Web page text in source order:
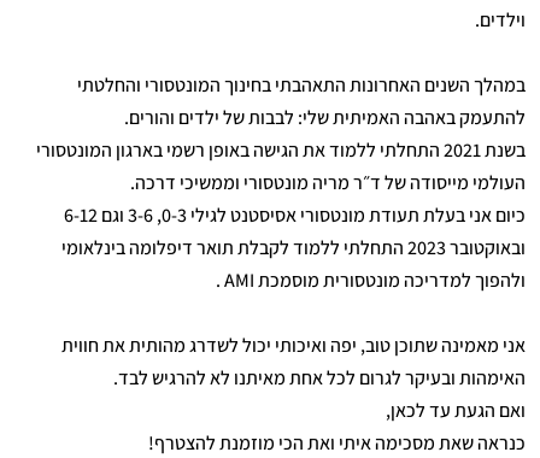
וילדים.
במהלך השנים האחרונות התאהבתי בחינוך המונטסורי והחלטתי
להתעמק באהבה האמיתית שלי: לבבות של ילדים והורים.
בשנת 2021 התחלתי ללמוד את הגישה באופן רשמי בארגון המונטסורי
העולמי מייסודה של ד״ר מריה מונטסורי וממשיכי דרכה.
כיום אני בעלת תעודת מונטסורי אסיסטנט לגילי 0-3, 3-6 וגם 6-12
ובאוקטובר 2023 התחלתי ללמוד לקבלת תואר דיפלומה בינלאומי
ולהפוך למדריכה מונטסורית מוסמכת AMI .
אני מאמינה שתוכן טוב, יפה ואיכותי יכול לשדרג מהותית את חווית
האימהות ובעיקר לגרום לכל אחת מאיתנו לא להרגיש לבד.
ואם הגעת עד לכאן,
כנראה שאת מסכימה איתי ואת הכי מוזמנת להצטרף!